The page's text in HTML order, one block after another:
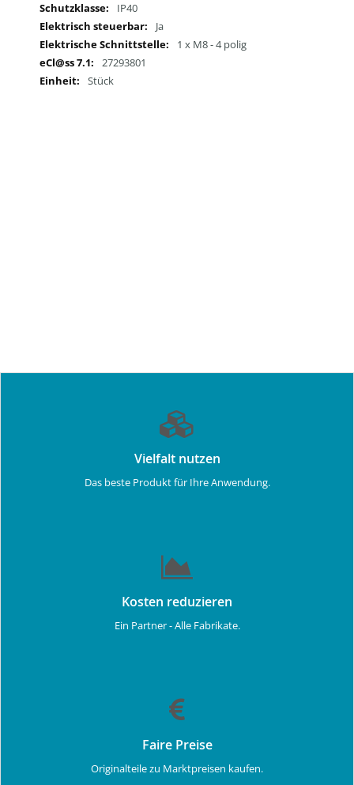
IP40
Ja
1 x M8 - 4 polig
27293801
Stück
Vielfalt nutzen
Das beste Produkt für Ihre Anwendung.
Kosten reduzieren
Ein Partner - Alle Fabrikate.
Faire Preise
Originalteile zu Marktpreisen kaufen.